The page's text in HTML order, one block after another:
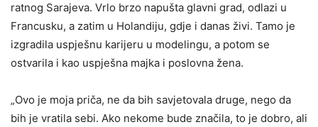
ratnog Sarajeva. Vrlo brzo napušta glavni grad, odlazi u
Francusku, a zatim u Holandiju, gdje i danas živi. Tamo je
izgradila uspješnu karijeru u modelingu, a potom se
ostvarila i kao uspješna majka i poslovna žena.
„Ovo je moja priča, ne da bih savjetovala druge, nego da
bih je vratila sebi. Ako nekome bude značila, to je dobro, ali